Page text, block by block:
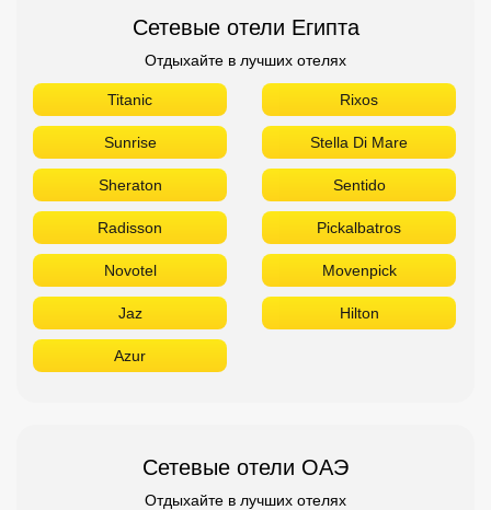
Сетевые отели Египта
Отдыхайте в лучших отелях
Titanic Rixos
Sunrise Stella Di Mare
Sheraton Sentido
Radisson Pickalbatros
Novotel Movenpick
Jaz Hilton
Azur
Сетевые отели ОАЭ
Отдыхайте в лучших отелях